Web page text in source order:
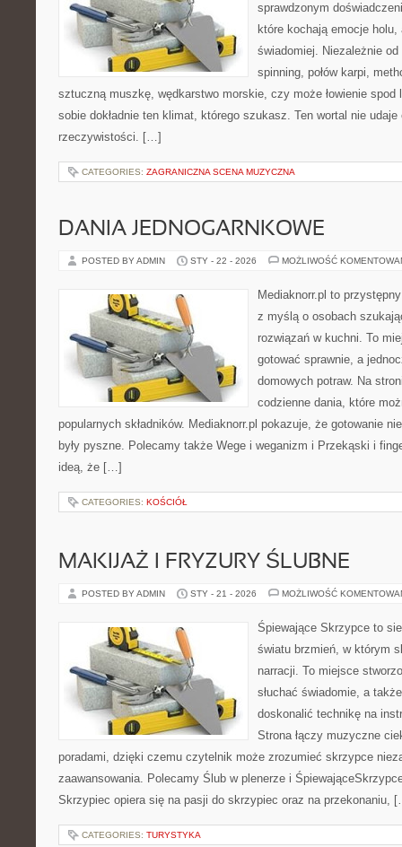
sprawdzonym
które kochają emocje
świadomiej. Niezależnie
spinning, połów karpi,
sztuczną muszkę, wędkarstwo morskie, czy może łowienie spod
sobie dokładnie ten klimat, którego szukasz. Ten wortal nie
rzeczywistości. […]
CATEGORIES: ZAGRANICZNA SCENA MUZYCZNA
DANIA JEDNOGARNKOWE
POSTED BY ADMIN STY - 22 - 2026 MOŻLIWOŚĆ
Mediaknorr.pl to
z myślą o osobach
rozwiązań w kuchni. To
gotować sprawnie, a
domowych potraw. Na
codzienne dania, które
popularnych składników. Mediaknorr.pl pokazuje, że gotowanie
były pyszne. Polecamy także Wege i weganizm i Przekąski i
ideą, że […]
CATEGORIES: KOŚCIÓŁ
MAKIJAŻ I FRYZURY ŚLUBNE
POSTED BY ADMIN STY - 21 - 2026 MOŻLIWOŚĆ
Śpiewające Skrzypce to
światu brzmień, w którym
narracji. To miejsce
słuchać świadomie, a
doskonalić technikę na
Strona łączy muzyczne
poradami, dzięki czemu czytelnik może zrozumieć skrzypce
zaawansowania. Polecamy Ślub w plenerze i
Skrzypiec opiera się na pasji do skrzypiec oraz na przekonaniu,
CATEGORIES: TURYSTYKA